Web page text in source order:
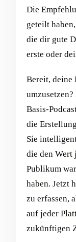
Die
geteilt
die dir gute
erste oder
Bereit, deine
Basis-
die
Sie
die den Wert
Publikum
haben. Jetzt
zu erfassen,
auf jeder
zukünftigen